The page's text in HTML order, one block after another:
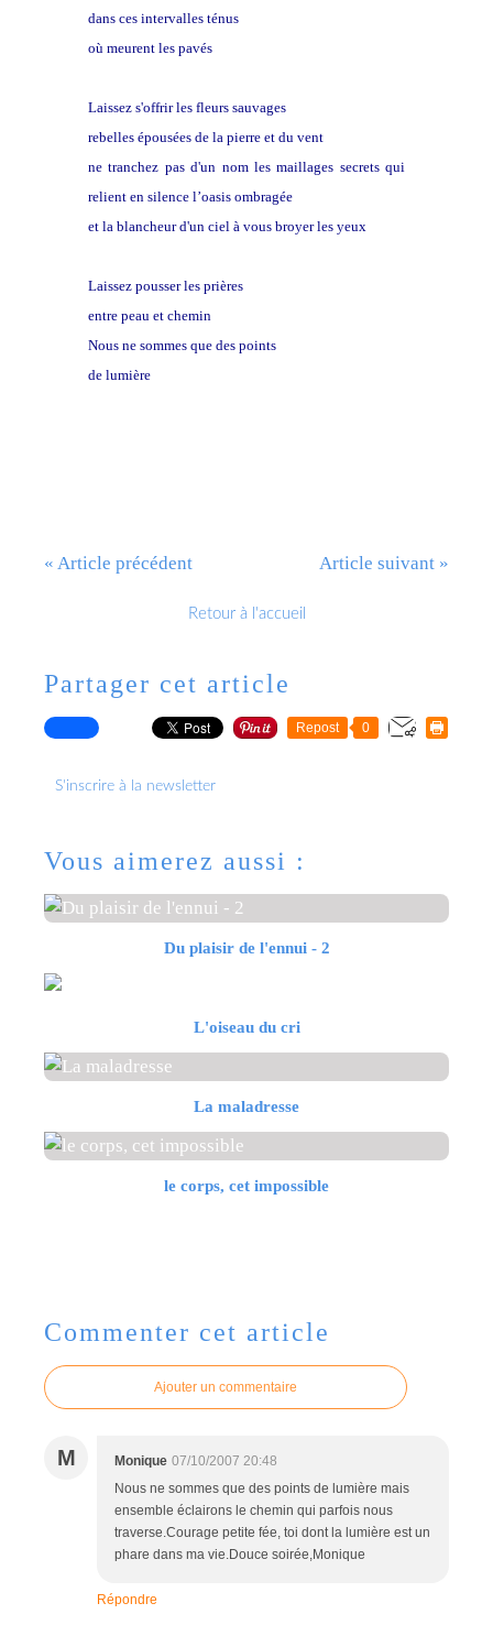
dans ces intervalles ténus
où meurent les pavés
Laissez s'offrir les fleurs sauvages
rebelles épousées de la pierre et du vent
ne tranchez pas d'un nom les maillages secrets qui
relient en silence l’oasis ombragée
et la blancheur d'un ciel à vous broyer les yeux
Laissez pousser les prières
entre peau et chemin
Nous ne sommes que des points
de lumière
« Article précédent Article suivant »
Retour à l'accueil
Partager cet article
Repost 0
S'inscrire à la newsletter
Vous aimerez aussi :
Du plaisir de l'ennui - 2
L'oiseau du cri
La maladresse
le corps, cet impossible
Commenter cet article
Ajouter un commentaire
M Monique 07/10/2007 20:48
Nous ne sommes que des points de lumière mais
ensemble éclairons le chemin qui parfois nous
traverse.Courage petite fée, toi dont la lumière est un
phare dans ma vie.Douce soirée,Monique
Répondre